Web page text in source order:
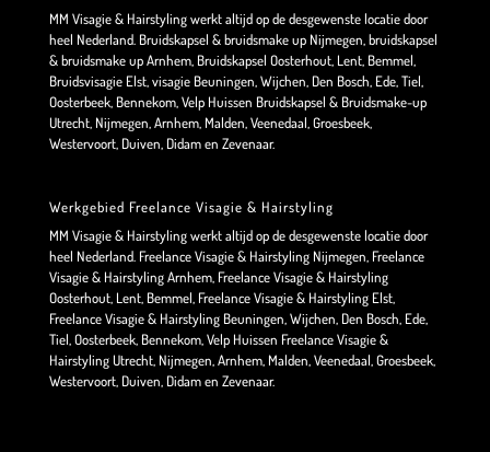
MM Visagie & Hairstyling werkt altijd op de desgewenste locatie door
heel Nederland. Bruidskapsel & bruidsmake up Nijmegen, bruidskapsel
& bruidsmake up Arnhem, Bruidskapsel Oosterhout, Lent, Bemmel,
Bruidsvisagie Elst, visagie Beuningen, Wijchen, Den Bosch, Ede, Tiel,
Oosterbeek, Bennekom, Velp Huissen Bruidskapsel & Bruidsmake-up
Utrecht, Nijmegen, Arnhem, Malden, Veenedaal, Groesbeek,
Westervoort, Duiven, Didam en Zevenaar.
Werkgebied Freelance Visagie & Hairstyling
MM Visagie & Hairstyling werkt altijd op de desgewenste locatie door
heel Nederland. Freelance Visagie & Hairstyling Nijmegen, Freelance
Visagie & Hairstyling Arnhem, Freelance Visagie & Hairstyling
Oosterhout, Lent, Bemmel, Freelance Visagie & Hairstyling Elst,
Freelance Visagie & Hairstyling Beuningen, Wijchen, Den Bosch, Ede,
Tiel, Oosterbeek, Bennekom, Velp Huissen Freelance Visagie &
Hairstyling Utrecht, Nijmegen, Arnhem, Malden, Veenedaal, Groesbeek,
Westervoort, Duiven, Didam en Zevenaar.